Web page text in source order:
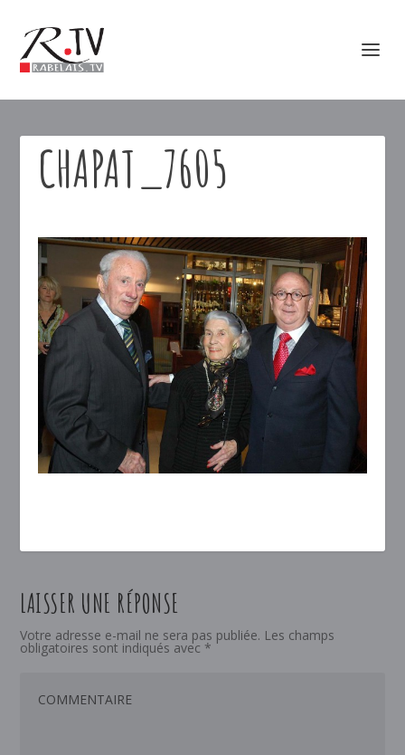
CHAPAT_7605
LAISSER UNE RÉPONSE
Votre adresse e-mail ne sera pas publiée. Les champs
obligatoires sont indiqués avec *